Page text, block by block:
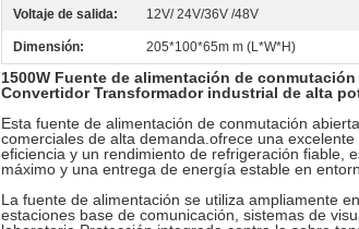
Voltaje de salida: 12V/ 24V/36V /48V
Dimensión: 205*100*65m m (L*W*H)
1500W Fuente de alimentación de conmutación
Convertidor Transformador industrial de alta
Esta fuente de alimentación de conmutación
comerciales de alta demanda.ofrece una
eficiencia y un rendimiento de refrigeración fiable,
máximo y una entrega de energía estable en
La fuente de alimentación se utiliza ampliamente
estaciones base de comunicación, sistemas de